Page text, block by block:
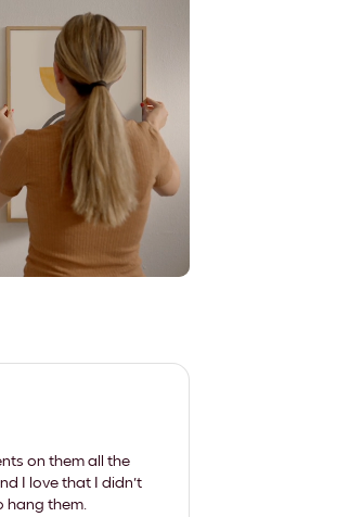
on them all the
I love that I didn't
hang them.